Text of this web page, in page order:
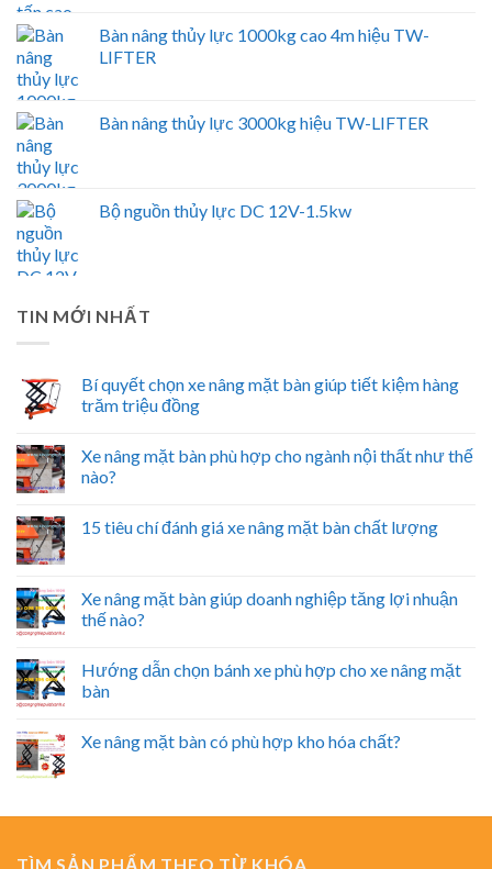
Bàn nâng thủy lực 1000kg cao 4m hiệu TW-
LIFTER
Bàn nâng thủy lực 3000kg hiệu TW-LIFTER
Bộ nguồn thủy lực DC 12V-1.5kw
TIN MỚI NHẤT
Bí quyết chọn xe nâng mặt bàn giúp tiết kiệm hàng
trăm triệu đồng
Xe nâng mặt bàn phù hợp cho ngành nội thất như thế
nào?
15 tiêu chí đánh giá xe nâng mặt bàn chất lượng
Xe nâng mặt bàn giúp doanh nghiệp tăng lợi nhuận
thế nào?
Hướng dẫn chọn bánh xe phù hợp cho xe nâng mặt
bàn
Xe nâng mặt bàn có phù hợp kho hóa chất?
TÌM SẢN PHẨM THEO TỪ KHÓA